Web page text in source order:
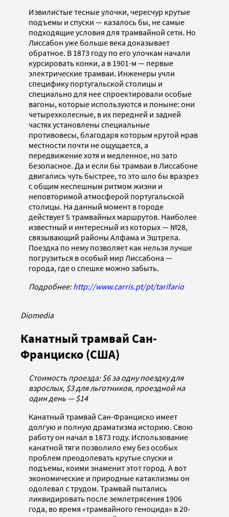
Извилистые тесные улочки, чересчур крутые
подъемы и спуски — казалось бы, не самые
подходящие условия для трамвайной сети. Но
Лиссабон уже больше века доказывает
обратное. В 1873 году по его улочкам начали
курсировать конки, а в 1901-м — первые
электрические трамваи. Инженеры учли
специфику португальской столицы и
специально для нее спроектировали особые
вагоны, которые используются и поныне: они
четырехколесные, в их передней и задней
частях установлены специальные
противовесы, благодаря которым крутой нрав
местности почти не ощущается, а
передвижение хотя и медленное, но зато
безопасное. Да и если бы трамваи в Лиссабоне
двигались чуть быстрее, то это шло бы вразрез
с общим неспешным ритмом жизни и
неповторимой атмосферой португальской
столицы. На данный момент в городе
действует 5 трамвайных маршрутов. Наиболее
известный и интересный из которых — №28,
связывающий районы Алфама и Эштрела.
Поездка по нему позволяет как нельзя лучше
погрузиться в особый мир Лиссабона —
города, где о спешке можно забыть.
Подробнее:http://www.carris.pt/pt/tarifario
Diomedia
Канатный трамвай Сан-
Франциско (США)
Стоимость проезда: $6 за одну поездку для
взрослых, $3 для льготников, проездной на
один день — $14
Канатный трамвай Сан-Франциско имеет
долгую и полную драматизма историю. Свою
работу он начал в 1873 году. Использование
канатной тяги позволило ему без особых
проблем преодолевать крутые спуски и
подъемы, коими знаменит этот город. А вот
экономические и природные катаклизмы он
одолевал с трудом. Трамвай пытались
ликвидировать после землетрясения 1906
года, во время «трамвайного геноцида» в 20-